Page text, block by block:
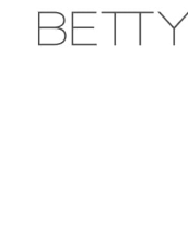
gekozen
worden